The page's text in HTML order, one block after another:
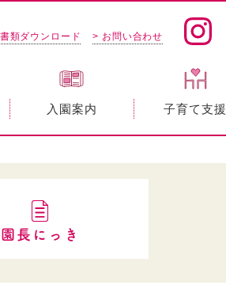
類ダウンロード > お問い合わせ
入園案内 子育て支援
園長にっき